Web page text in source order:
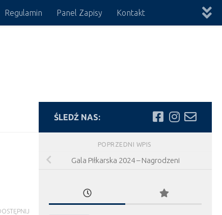
Regulamin Panel Zapisy Kontakt
ŚLEDŹ NAS:
POPRZEDNI WPIS
Gala Piłkarska 2024 – Nagrodzeni